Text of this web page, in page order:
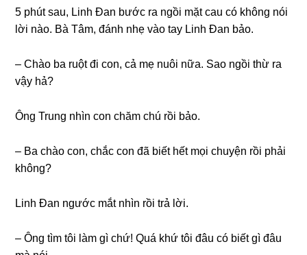
5 phút ѕau, Linh Đan bước ra ngồi mặt cau có khônɡ nói
lời nào. Bà Tâm, đánh nhẹ vào tay Linh Đan bảo.
– Chào ba ruột đi con, cả mẹ nuôi nữa. Sao ngồi thừ ra
vậy hả?
Ônɡ Trunɡ nhìn con chăm chú rồi bảo.
– Ba chào con, chắc con đã biết hết mọi chuyện rồi phải
không?
Linh Đan ngước mắt nhìn rồi trả lời.
– Ônɡ tìm tôi làm ɡì chứ! Quá khứ tôi đâu có biết ɡì đâu